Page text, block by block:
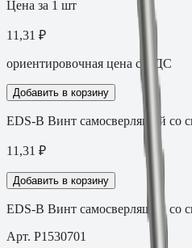
Цена за 1 шт
11,31 ₽
ориентировочная цена с НДС
Добавить в корзину
EDS-B Винт самосверлящий со
11,31 ₽
Добавить в корзину
EDS-B Винт самосверлящий со
Арт. P1530701